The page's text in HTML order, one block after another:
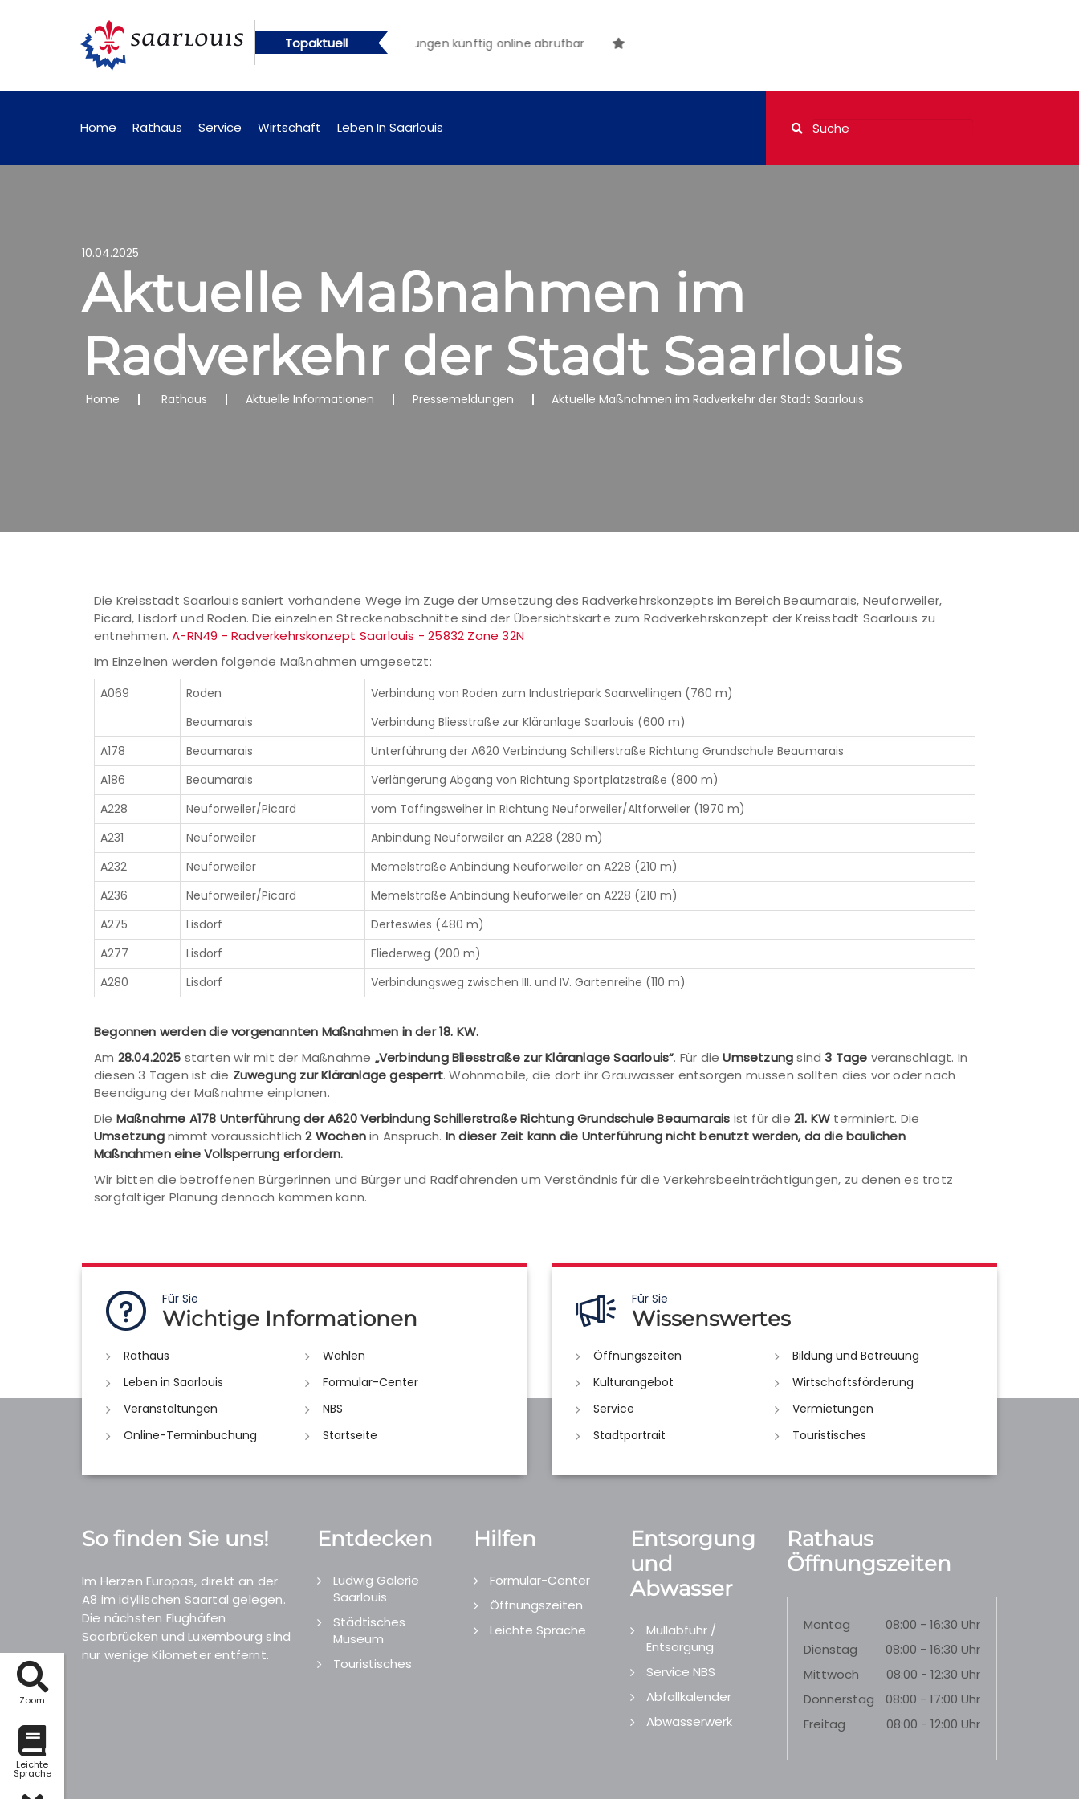
Zoom
Leichte
Sprache
Topaktuell
künftig online abrufbar Öffentliche Bekanntmachungen künftig online abrufbar
Home Rathaus Service Wirtschaft Leben In Saarlouis
10.04.2025
Aktuelle Maßnahmen im
Radverkehr der Stadt Saarlouis
Home Rathaus Aktuelle Informationen Pressemeldungen Aktuelle Maßnahmen im Radverkehr der Stadt Saarlouis
Die Kreisstadt Saarlouis saniert vorhandene Wege im Zuge der Umsetzung des Radverkehrskonzepts im Bereich Beaumarais, Neuforweiler,
Picard, Lisdorf und Roden. Die einzelnen Streckenabschnitte sind der Übersichtskarte zum Radverkehrskonzept der Kreisstadt Saarlouis zu
entnehmen.A-RN49 - Radverkehrskonzept Saarlouis - 25832 Zone 32N
Im Einzelnen werden folgende Maßnahmen umgesetzt:
A069 Roden
Verbindung von Roden zum Industriepark Saarwellingen (760 m)
Beaumarais
Verbindung Bliesstraße zur Kläranlage Saarlouis (600 m)
A178
Beaumarais
Unterführung der A620 Verbindung Schillerstraße Richtung Grundschule Beaumarais
A186
Beaumarais
Verlängerung Abgang von Richtung Sportplatzstraße (800 m)
A228
Neuforweiler/Picard
vom Taffingsweiher in Richtung Neuforweiler/Altforweiler (1970 m)
A231
Neuforweiler
Anbindung Neuforweiler an A228 (280 m)
A232
Neuforweiler
Memelstraße Anbindung Neuforweiler an A228 (210 m)
A236
Neuforweiler/Picard
Memelstraße Anbindung Neuforweiler an A228 (210 m)
A275
Lisdorf
Derteswies (480 m)
A277
Lisdorf
Fliederweg (200 m)
A280
Lisdorf Verbindungsweg zwischen III. und IV. Gartenreihe (110 m)
Begonnen werden die vorgenannten Maßnahmen in der 18. KW.
Am 28.04.2025 starten wir mit der Maßnahme „Verbindung Bliesstraße zur Kläranlage Saarlouis“. Für dieUmsetzungsind3 Tage veranschlagt. In
diesen 3 Tagen ist die Zuwegung zur Kläranlage gesperrt. Wohnmobile, die dort ihr Grauwasser entsorgen müssen sollten dies vor oder nach
Beendigung der Maßnahme einplanen.
Die Maßnahme A178 Unterführung der A620 Verbindung Schillerstraße Richtung Grundschule Beaumarais ist für die21. KW terminiert. Die
Umsetzungnimmt voraussichtlich2 Wochenin Anspruch. In dieser Zeit kann die Unterführung nicht benutzt werden, da die baulichen
Maßnahmen eine Vollsperrung erfordern.
Wir bitten die betroffenen Bürgerinnen und Bürger und Radfahrenden um Verständnis für die Verkehrsbeeinträchtigungen, zu denen es trotz
sorgfältiger Planung dennoch kommen kann.
Für Sie
Wichtige Informationen
Rathaus
Wahlen
Leben in Saarlouis
Formular-Center
Veranstaltungen
NBS
Online-Terminbuchung
Startseite
Für Sie
Wissenswertes
Öffnungszeiten
Bildung und Betreuung
Kulturangebot
Wirtschaftsförderung
Service
Vermietungen
Stadtportrait
Touristisches
So finden Sie uns!
Im Herzen Europas, direkt an der
A8 im idyllischen Saartal gelegen.
Die nächsten Flughäfen
Saarbrücken und Luxembourg sind
nur wenige Kilometer entfernt.
Entdecken
Ludwig Galerie
Saarlouis
Städtisches
Museum
Touristisches
Hilfen
Formular-Center
Öffnungszeiten
Leichte Sprache
Entsorgung
und
Abwasser
Müllabfuhr /
Entsorgung
Service NBS
Abfallkalender
Abwasserwerk
Rathaus
Öffnungszeiten
Montag
08:00 - 16:30 Uhr
Dienstag
08:00 - 16:30 Uhr
Mittwoch
08:00 - 12:30 Uhr
Donnerstag
08:00 - 17:00 Uhr
Freitag
08:00 - 12:00 Uhr